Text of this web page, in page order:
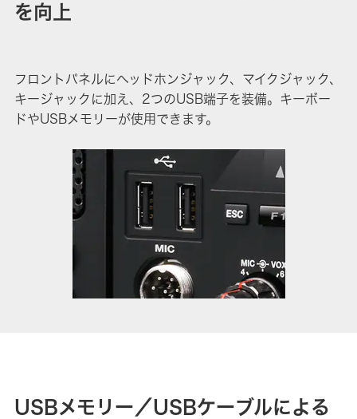
を向上
フロントパネルにヘッドホンジャック、マイクジャック、
キージャックに加え、2つのUSB端子を装備。キーボー
ドやUSBメモリーが使用できます。
USBメモリー／USBケーブルによる